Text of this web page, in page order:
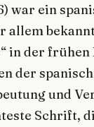
war ein
allem
in der
der
und
Schrift,